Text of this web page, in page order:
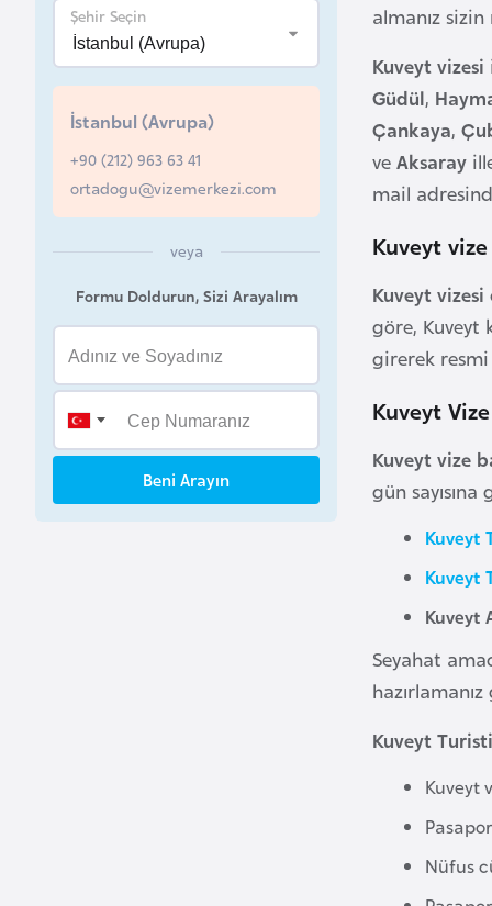
almanız
Kuveyt vizesi
Güdül,
Çankaya,
ve Aksaray
mail
Kuveyt
Kuveyt vizesi
göre, Kuveyt
girerek
Kuveyt
Kuveyt vize
gün
Kuveyt
Kuveyt
Kuveyt
Seyahat
Kuveyt
Kuveyt
Nüfus
Şehir Seçin
İstanbul (Avrupa)
+90 (212) 963 63 41
ortadogu@vizemerkezi.com
veya
Formu Doldurun, Sizi Arayalım
Beni Arayın
l
a
r
s
B
e
l
i
a
e